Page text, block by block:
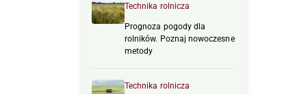
Technika rolnicza
Prognoza pogody dla
rolników. Poznaj nowoczesne
metody
Technika rolnicza